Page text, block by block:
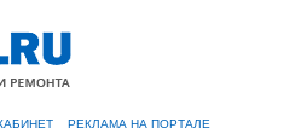
РЕКЛАМА НА ПОРТАЛЕ